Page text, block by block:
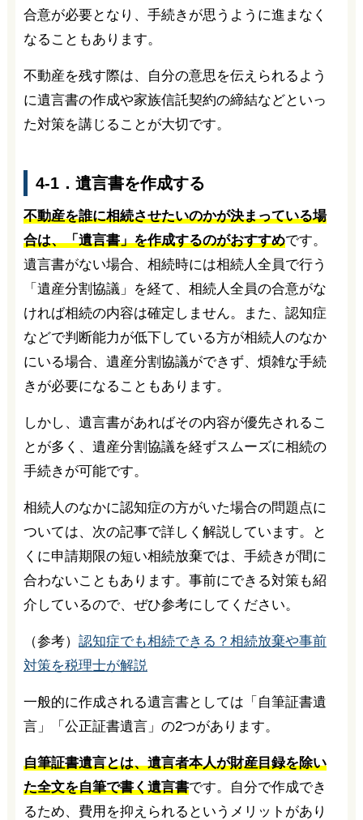
合意が必要となり、手続きが思うように進まなく
なることもあります。
不動産を残す際は、自分の意思を伝えられるよう
に遺言書の作成や家族信託契約の締結などといっ
た対策を講じることが大切です。
4-1．遺言書を作成する
不動産を誰に相続させたいのかが決まっている場
合は、「遺言書」を作成するのがおすすめです。
遺言書がない場合、相続時には相続人全員で行う
「遺産分割協議」を経て、相続人全員の合意がな
ければ相続の内容は確定しません。また、認知症
などで判断能力が低下している方が相続人のなか
にいる場合、遺産分割協議ができず、煩雑な手続
きが必要になることもあります。
しかし、遺言書があればその内容が優先されるこ
とが多く、遺産分割協議を経ずスムーズに相続の
手続きが可能です。
相続人のなかに認知症の方がいた場合の問題点に
ついては、次の記事で詳しく解説しています。と
くに申請期限の短い相続放棄では、手続きが間に
合わないこともあります。事前にできる対策も紹
介しているので、ぜひ参考にしてください。
（参考） 認知症でも相続できる？相続放棄や事前
対策を税理士が解説
一般的に作成される遺言書としては「自筆証書遺
言」「公正証書遺言」の2つがあります。
自筆証書遺言とは、遺言者本人が財産目録を除い
た全文を自筆で書く遺言書です。自分で作成でき
るため、費用を抑えられるというメリットがあり